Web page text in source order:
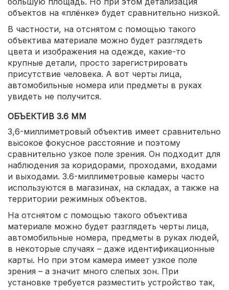
объектов на «плёнке» будет сравнительно низкой.
В частности, на отснятом с помощью такого
объектива материале можно будет разглядеть
цвета и изображения на одежде, какие-то
крупные детали, просто зарегистрировать
присутствие человека. А вот черты лица,
автомобильные номера или предметы в руках
увидеть не получится.
ОБЪЕКТИВ 3.6 ММ
3,6-миллиметровый объектив имеет сравнительно
высокое фокусное расстояние и поэтому
сравнительно узкое поле зрения. Он подходит для
наблюдения за коридорами, проходами, входами
и выходами. 3.6-миллиметровые камеры часто
используются в магазинах, на складах, а также на
территории режимных объектов.
На отснятом с помощью такого объектива
материале можно будет разглядеть черты лица,
автомобильные номера, предметы в руках людей,
в некоторые случаях – даже идентификационные
карты. Но при этом камера имеет узкое поле
зрения – а значит много слепых зон. При
установке требуется разместить устройство так,